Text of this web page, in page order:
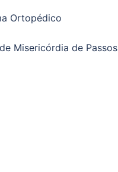
Ortopédico
Misericórdia de Passos